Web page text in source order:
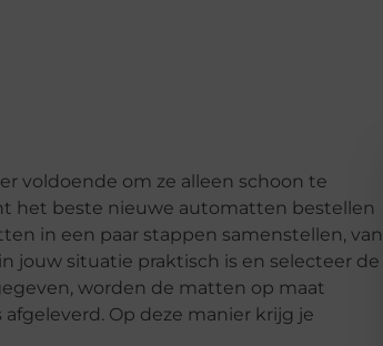
voldoende om ze alleen schoon te
het beste nieuwe automatten bestellen
in een paar stappen samenstellen, van
jouw situatie praktisch is en selecteer de
worden de matten op maat
Op deze manier krijg je